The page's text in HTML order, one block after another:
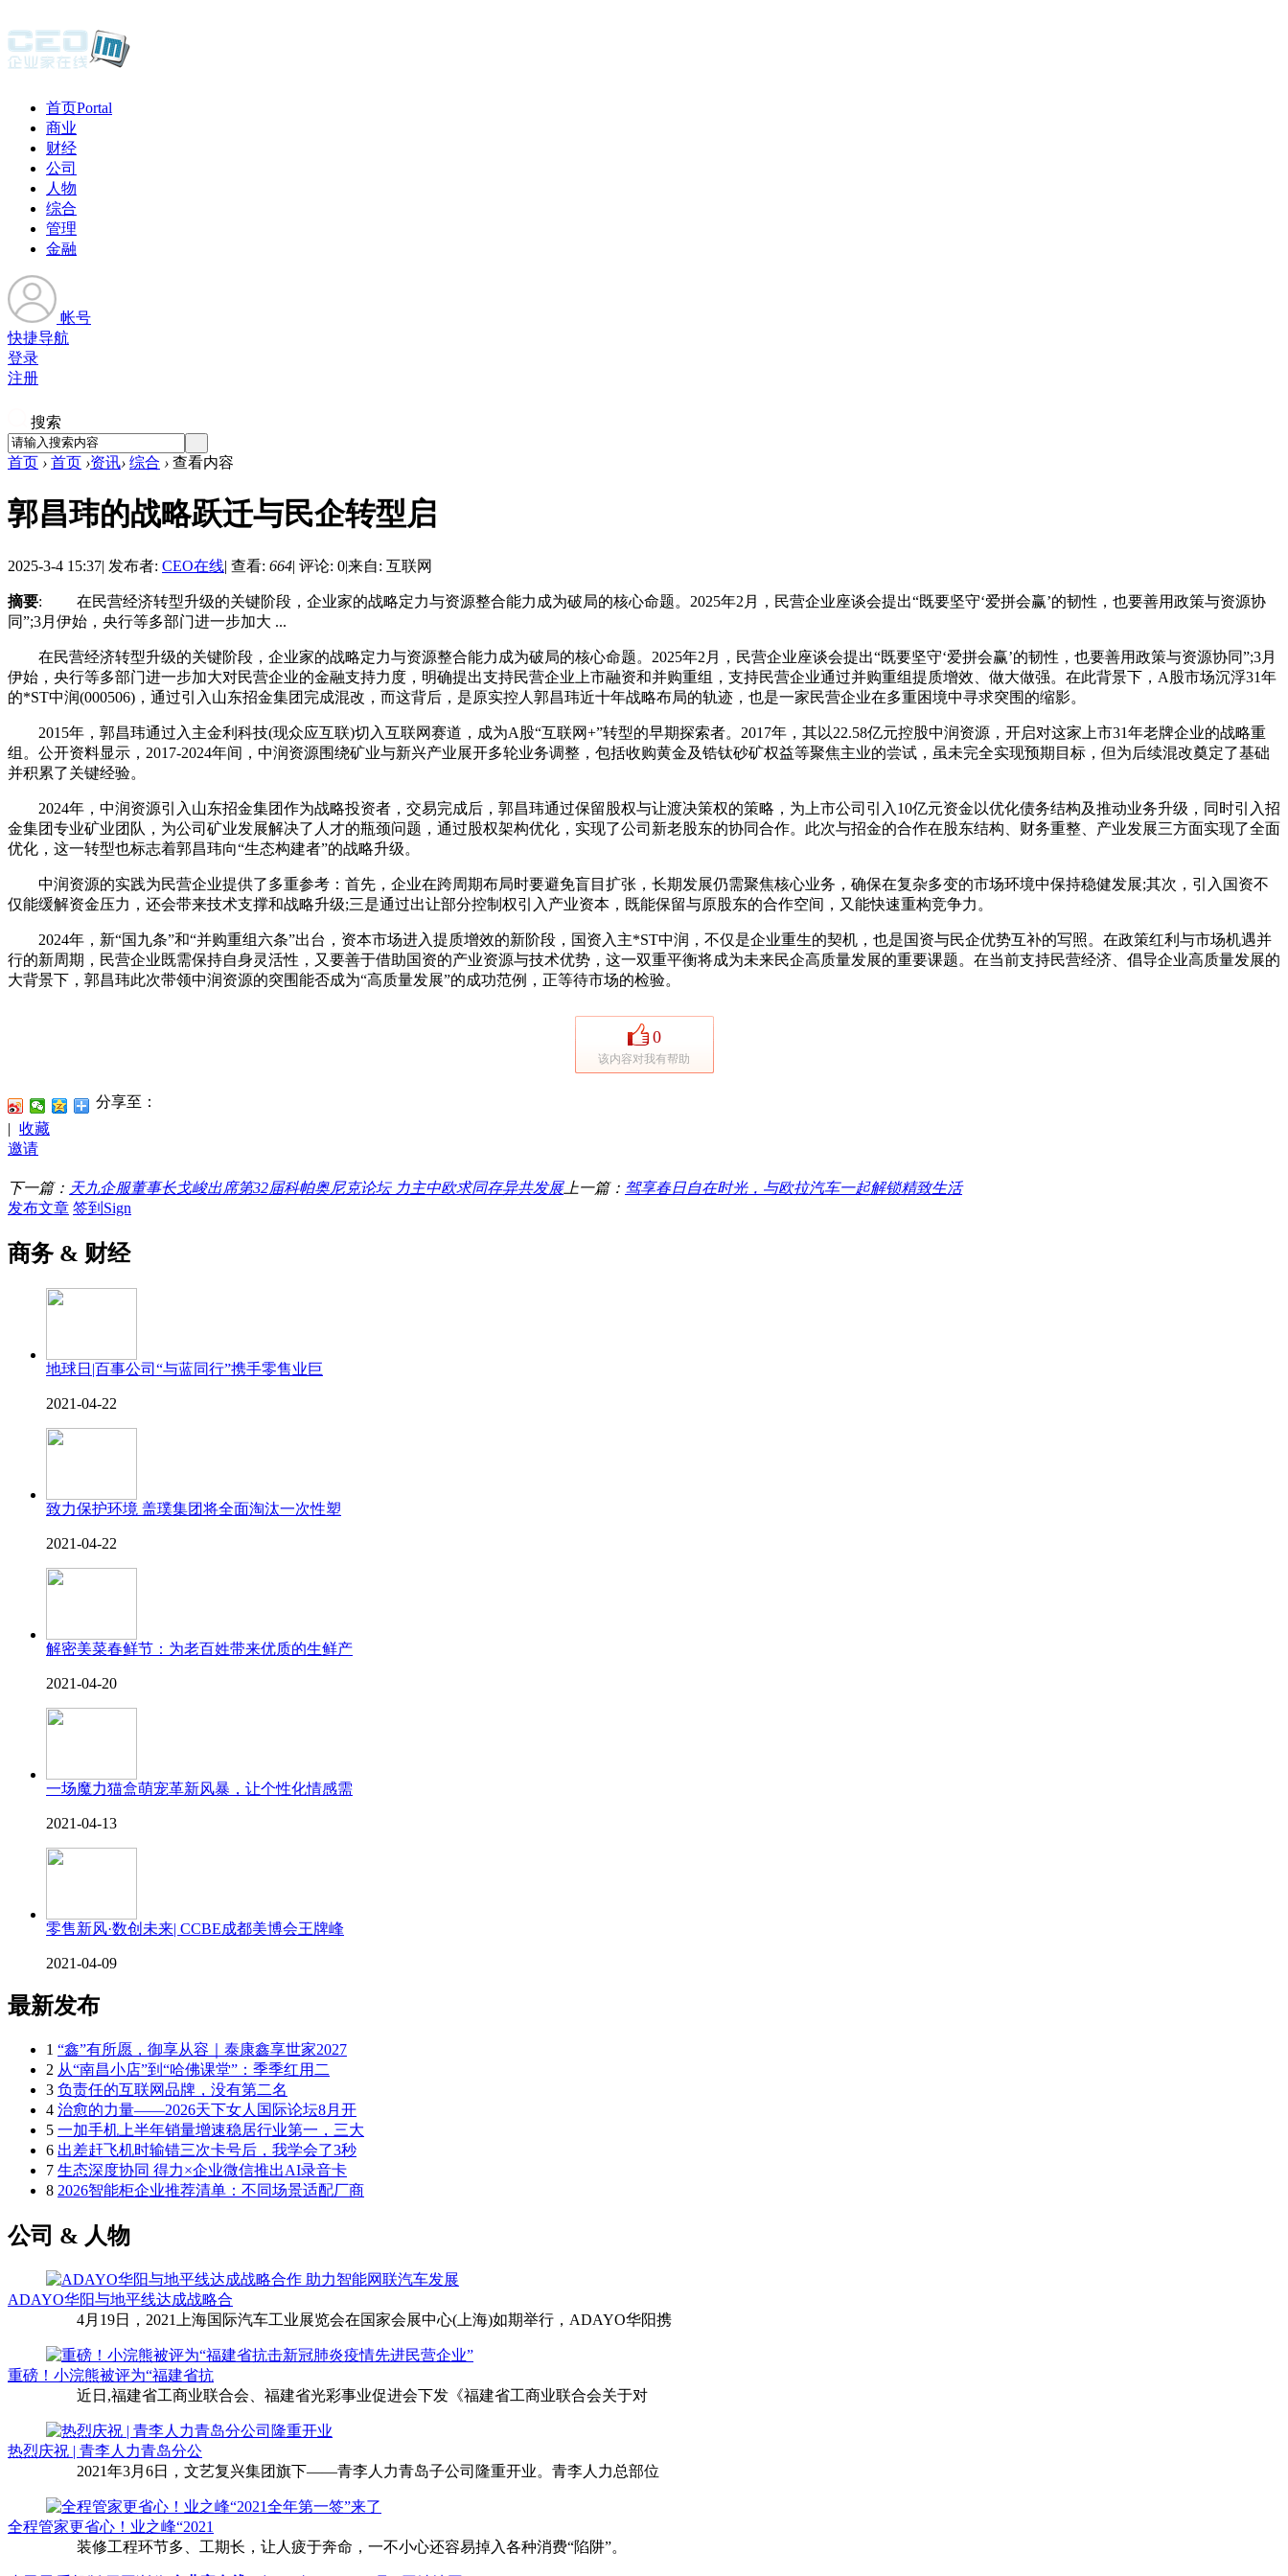
首页Portal
商业
财经
公司
人物
综合
管理
金融
帐号
快捷导航
登录
注册
搜索
首页 › 首页 ›资讯› 综合 › 查看内容
郭昌玮的战略跃迁与民企转型启
2025-3-4 15:37| 发布者: CEO在线| 查看: 664| 评论: 0|来自: 互联网
摘要: 在民营经济转型升级的关键阶段，企业家的战略定力与资源整合能力成为破局的核心命题。2025年2月，民营企业座谈会提出“既要坚守‘爱拼会赢’的韧性，也要善用政策与资源协
同”;3月伊始，央行等多部门进一步加大 ...
在民营经济转型升级的关键阶段，企业家的战略定力与资源整合能力成为破局的核心命题。2025年2月，民营企业座谈会提出“既要坚守‘爱拼会赢’的韧性，也要善用政策与资源协同”;3月
伊始，央行等多部门进一步加大对民营企业的金融支持力度，明确提出支持民营企业上市融资和并购重组，支持民营企业通过并购重组提质增效、做大做强。在此背景下，A股市场沉浮31年
的*ST中润(000506)，通过引入山东招金集团完成混改，而这背后，是原实控人郭昌玮近十年战略布局的轨迹，也是一家民营企业在多重困境中寻求突围的缩影。
2015年，郭昌玮通过入主金利科技(现众应互联)切入互联网赛道，成为A股“互联网+”转型的早期探索者。2017年，其以22.58亿元控股中润资源，开启对这家上市31年老牌企业的战略重
组。公开资料显示，2017-2024年间，中润资源围绕矿业与新兴产业展开多轮业务调整，包括收购黄金及锆钛砂矿权益等聚焦主业的尝试，虽未完全实现预期目标，但为后续混改奠定了基础
并积累了关键经验。
2024年，中润资源引入山东招金集团作为战略投资者，交易完成后，郭昌玮通过保留股权与让渡决策权的策略，为上市公司引入10亿元资金以优化债务结构及推动业务升级，同时引入招
金集团专业矿业团队，为公司矿业发展解决了人才的瓶颈问题，通过股权架构优化，实现了公司新老股东的协同合作。此次与招金的合作在股东结构、财务重整、产业发展三方面实现了全面
优化，这一转型也标志着郭昌玮向“生态构建者”的战略升级。
中润资源的实践为民营企业提供了多重参考：首先，企业在跨周期布局时要避免盲目扩张，长期发展仍需聚焦核心业务，确保在复杂多变的市场环境中保持稳健发展;其次，引入国资不
仅能缓解资金压力，还会带来技术支撑和战略升级;三是通过出让部分控制权引入产业资本，既能保留与原股东的合作空间，又能快速重构竞争力。
2024年，新“国九条”和“并购重组六条”出台，资本市场进入提质增效的新阶段，国资入主*ST中润，不仅是企业重生的契机，也是国资与民企优势互补的写照。在政策红利与市场机遇并
行的新周期，民营企业既需保持自身灵活性，又要善于借助国资的产业资源与技术优势，这一双重平衡将成为未来民企高质量发展的重要课题。在当前支持民营经济、倡导企业高质量发展的
大背景下，郭昌玮此次带领中润资源的突围能否成为“高质量发展”的成功范例，正等待市场的检验。
0
该内容对我有帮助
分享至：
| 收藏
邀请
下一篇： 天九企服董事长戈峻出席第32届科帕奥尼克论坛 力主中欧求同存异共发展上一篇： 驾享春日自在时光，与欧拉汽车一起解锁精致生活
发布文章 签到Sign
商务 & 财经
地球日|百事公司“与蓝同行”携手零售业巨
2021-04-22
致力保护环境 盖璞集团将全面淘汰一次性塑
2021-04-22
解密美菜春鲜节：为老百姓带来优质的生鲜产
2021-04-20
一场魔力猫盒萌宠革新风暴，让个性化情感需
2021-04-13
零售新风·数创未来| CCBE成都美博会王牌峰
2021-04-09
最新发布
1 “鑫”有所愿，御享从容｜泰康鑫享世家2027
2 从“南昌小店”到“哈佛课堂”：季季红用二
3 负责任的互联网品牌，没有第二名
4 治愈的力量——2026天下女人国际论坛8月开
5 一加手机上半年销量增速稳居行业第一，三大
6 出差赶飞机时输错三次卡号后，我学会了3秒
7 生态深度协同 得力×企业微信推出AI录音卡
8 2026智能柜企业推荐清单：不同场景适配厂商
公司 & 人物
ADAYO华阳与地平线达成战略合
4月19日，2021上海国际汽车工业展览会在国家会展中心(上海)如期举行，ADAYO华阳携
重磅！小浣熊被评为“福建省抗
近日,福建省工商业联合会、福建省光彩事业促进会下发《福建省工商业联合会关于对
热烈庆祝 | 青李人力青岛分公
2021年3月6日，文艺复兴集团旗下——青李人力青岛子公司隆重开业。青李人力总部位
全程管家更省心！业之峰“2021
装修工程环节多、工期长，让人疲于奔命，一不小心还容易掉入各种消费“陷阱”。